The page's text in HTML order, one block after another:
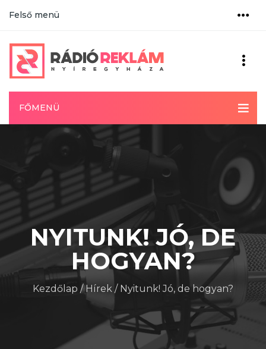
Felső menü
FŐMENÜ
NYITUNK! JÓ, DE
HOGYAN?
Kezdőlap /Hírek / Nyitunk! Jó, de hogyan?